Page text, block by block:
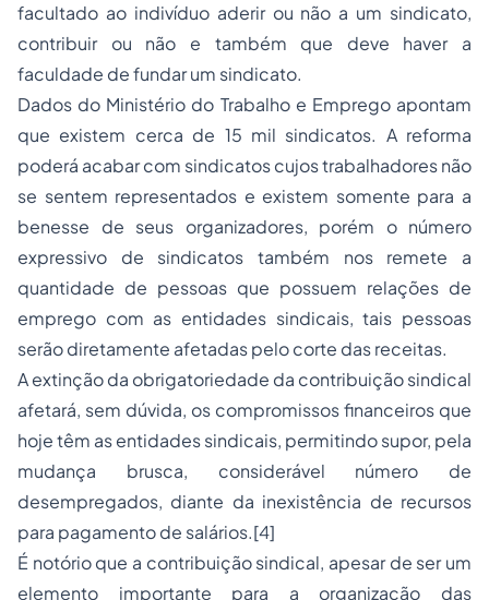
facultado ao indivíduo aderir ou não a um sindicato,
contribuir ou não e também que deve haver a
faculdade de fundar um sindicato.
Dados do Ministério do Trabalho e Emprego apontam
que existem cerca de 15 mil sindicatos. A reforma
poderá acabar com sindicatos cujos trabalhadores não
se sentem representados e existem somente para a
benesse de seus organizadores, porém o número
expressivo de sindicatos também nos remete a
quantidade de pessoas que possuem relações de
emprego com as entidades sindicais, tais pessoas
serão diretamente afetadas pelo corte das receitas.
A extinção da obrigatoriedade da contribuição sindical
afetará, sem dúvida, os compromissos financeiros que
hoje têm as entidades sindicais, permitindo supor, pela
mudança brusca, considerável número de
desempregados, diante da inexistência de recursos
para pagamento de salários.[4]
É notório que a contribuição sindical, apesar de ser um
elemento importante para a organização das